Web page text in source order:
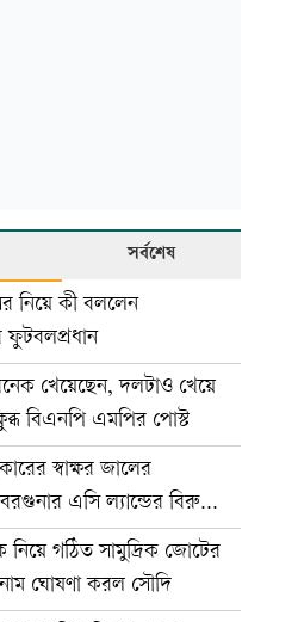
সর্বশেষ
নিয়ে কী বললেন
ফুটবলপ্রধান
খেয়েছেন, দলটাও খেয়ে
বিএনপি এমপির পোস্ট
স্বাক্ষর জালের
এসি ল্যান্ডের বিরুদ্ধে
নিয়ে গঠিত সামুদ্রিক জোটের
নাম ঘোষণা করল সৌদি